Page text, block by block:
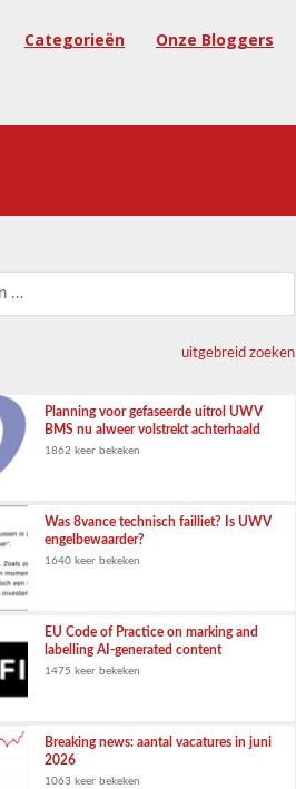
Categorieën Onze Bloggers
uitgebreid zoeken
Planning voor gefaseerde uitrol UWV
BMS nu alweer volstrekt achterhaald
1862 keer bekeken
Was 8vance technisch failliet? Is UWV
engelbewaarder?
1640 keer bekeken
EU Code of Practice on marking and
labelling AI-generated content
1475 keer bekeken
Breaking news: aantal vacatures in juni
2026
1063 keer bekeken